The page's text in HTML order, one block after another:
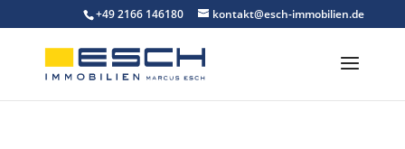
to
content
+49 2166 146180 kontakt@esch-immobilien.de